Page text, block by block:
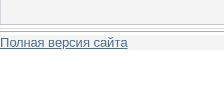
Полная версия сайта